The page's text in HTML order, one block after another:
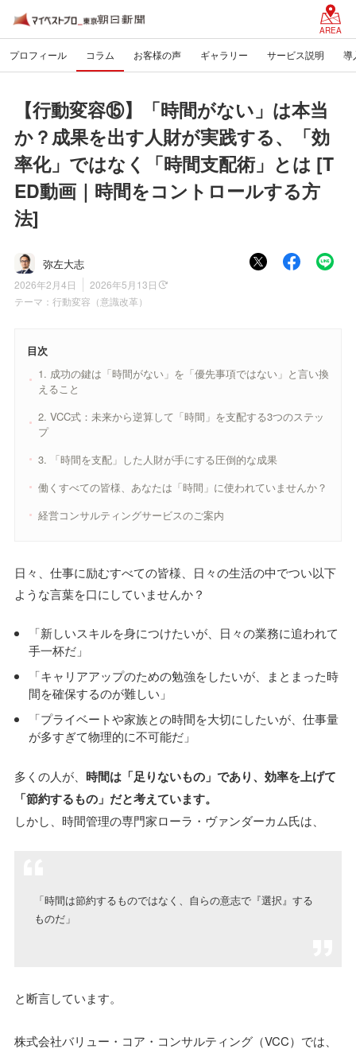
AREA
プロフィール コラム お客様の声 ギャラリー サービス説明 導
【行動変容⑮】「時間がない」は本当
か？成果を出す人財が実践する、「効
率化」ではなく「時間支配術」とは [T
ED動画｜時間をコントロールする方
法]
弥左大志
2026年2月4日
2026年5月13日
テーマ： 行動変容（意識改革）
目次
1. 成功の鍵は「時間がない」を「優先事項ではない」と言い換
えること
2. VCC式：未来から逆算して「時間」を支配する3つのステッ
プ
3. 「時間を支配」した人財が手にする圧倒的な成果
働くすべての皆様、あなたは「時間」に使われていませんか？
経営コンサルティングサービスのご案内
日々、仕事に励むすべての皆様、日々の生活の中でつい以下
ような言葉を口にしていませんか？
「新しいスキルを身につけたいが、日々の業務に追われて
手一杯だ」
「キャリアアップのための勉強をしたいが、まとまった時
間を確保するのが難しい」
「プライベートや家族との時間を大切にしたいが、仕事量
が多すぎて物理的に不可能だ」
多くの人が、 時間は「足りないもの」であり、効率を上げて
「節約するもの」だと考えています。
しかし、時間管理の専門家ローラ・ヴァンダーカム氏は、
「時間は節約するものではなく、自らの意志で『選択』する
ものだ」
と断言しています。
株式会社バリュー・コア・コンサルティング（VCC）では、